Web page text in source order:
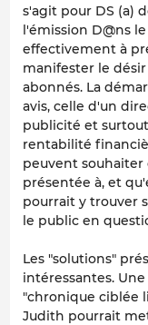
s'agit pour DS (a)
l'émission D@ns
effectivement à
manifester le
abonnés. La
avis, celle d'un
publicité et
rentabilité
peuvent
présentée à, et
pourrait y trouver
le public en
Les "solutions"
intéressantes.
"chronique ciblée
Judith pourrait